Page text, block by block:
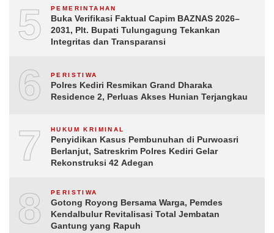
5 PEMERINTAHAN
Buka Verifikasi Faktual Capim BAZNAS 2026–
2031, Plt. Bupati Tulungagung Tekankan
Integritas dan Transparansi
6 PERISTIWA
Polres Kediri Resmikan Grand Dharaka
Residence 2, Perluas Akses Hunian Terjangkau
7 HUKUM KRIMINAL
Penyidikan Kasus Pembunuhan di Purwoasri
Berlanjut, Satreskrim Polres Kediri Gelar
Rekonstruksi 42 Adegan
8 PERISTIWA
Gotong Royong Bersama Warga, Pemdes
Kendalbulur Revitalisasi Total Jembatan
Gantung yang Rapuh